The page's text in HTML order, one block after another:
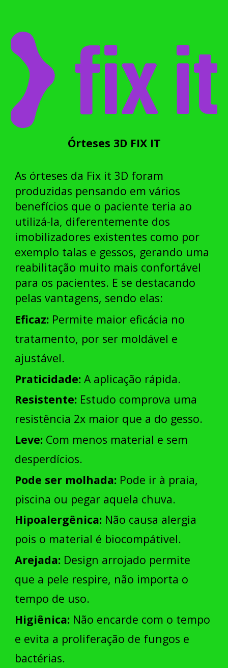
Órteses 3D FIX IT
As órteses da Fix it 3D foram
produzidas pensando em vários
benefícios que o paciente teria ao
utilizá-la, diferentemente dos
imobilizadores existentes como por
exemplo talas e gessos, gerando uma
reabilitação muito mais confortável
para os pacientes. E se destacando
pelas vantagens, sendo elas:
Eficaz: Permite maior eficácia no
tratamento, por ser moldável e
ajustável.
Praticidade: A aplicação rápida.
Resistente: Estudo comprova uma
resistência 2x maior que a do gesso.
Leve: Com menos material e sem
desperdícios.
Pode ser molhada: Pode ir à praia,
piscina ou pegar aquela chuva.
Hipoalergênica: Não causa alergia
pois o material é biocompátivel.
Arejada: Design arrojado permite
que a pele respire, não importa o
tempo de uso.
Higiênica: Não encarde com o tempo
e evita a proliferação de fungos e
bactérias.